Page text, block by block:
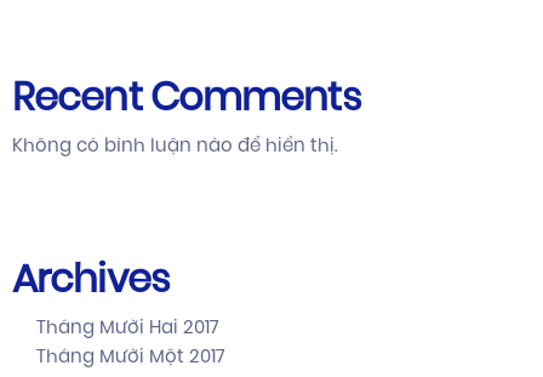
Recent Comments
Không có bình luận nào để hiển thị.
Archives
Tháng Mười Hai 2017
Tháng Mười Một 2017